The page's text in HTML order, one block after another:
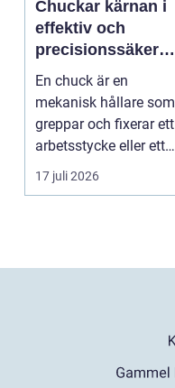
Chuckar kärnan i
effektiv och
precisionssäker
uppspänning
En chuck är en
mekanisk hållare som
greppar och fixerar ett
arbetsstycke eller ett
verktyg, oftast i...
17 juli 2026